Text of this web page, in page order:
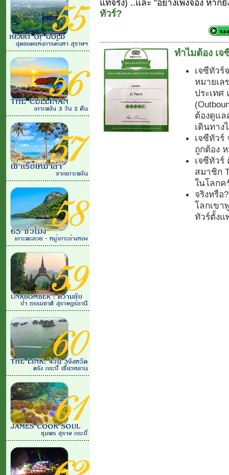
แท้จริง) ..และ "อย่างเพิ่งจอง หา
ทัวร์?
ทำไมต้อง เ
เจซีทัวร์
หมายเล
ประเทศ
ต้องดูแล
เดินทาง
เจซีทัวร์
ถูกต้อง
เจซีทัวร์
สมาชิก
ในโลกค
จริงหรือ
โลกเขา
ทัวร์ตั้งแ